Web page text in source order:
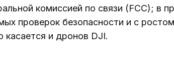
комиссией по связи (FCC); в
проверок безопасности и с
и дронов DJI.